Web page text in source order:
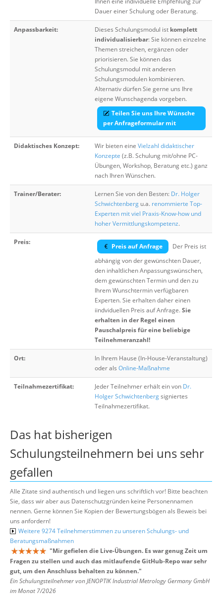
Dauer einer Schulung oder Beratung.
Anpassbarkeit: Dieses Schulungsmodul ist komplett
individualisierbar: Sie können einzelne
Themen streichen, ergänzen oder
priorisieren. Sie können das
Schulungsmodul mit anderen
Schulungsmodulen kombinieren.
Alternativ dürfen Sie gerne uns Ihre
eigene Wunschagenda vorgeben.
Teilen Sie uns Ihre Wünsche
per Anfrageformular mit
Didaktisches Konzept: Wir bieten eine Vielzahl didaktischer
Konzepte (z.B. Schulung mit/ohne PC-
Übungen, Workshop, Beratung etc.) ganz
nach Ihren Wünschen.
Trainer/Berater: Lernen Sie von den Besten: Dr. Holger
Schwichtenberg u.a. renommierte Top-
Experten mit viel Praxis-Know-how und
hoher Vermittlungskompetenz.
Preis:
Preis auf Anfrage
Der Preis ist
abhängig von der gewünschten Dauer,
den inhaltlichen Anpassungswünschen,
dem gewünschten Termin und den zu
Ihrem Wunschtermin verfügbaren
Experten. Sie erhalten daher einen
iindviduellen Preis auf Anfrage.Sie
erhalten in der Regel einen
Pauschalpreis für eine beliebige
Teilnehmeranzahl!
Ort:
In Ihrem Hause (In-House-Veranstaltung)
oder als Online-Maßnahme
Teilnahmezertifikat: Jeder Teilnehmer erhält ein von Dr.
Holger Schwichtenbergsigniertes
Teilnahmezertifikat.
Das hat bisherigen
Schulungsteilnehmern bei uns sehr
gefallen
Alle Zitate sind authentisch und liegen uns schriftlich vor! Bitte beachten
Sie, dass wir aber aus Datenschutzgründen keine Personennamen
nennen. Gerne können Sie Kopien der Bewertungsbögen als Beweis bei
uns anfordern!
Weitere 9274 Teilnehmerstimmen zu unseren Schulungs- und
Beratungsmaßnahmen
"Mir gefielen die Live-Übungen. Es war genug Zeit um
Fragen zu stellen und auch das mitlaufende GitHub-Repo war sehr
gut, um den Anschluss behalten zu können."
Ein Schulungsteilnehmer von JENOPTIK Industrial Metrology Germany GmbH
im Monat 7/2026